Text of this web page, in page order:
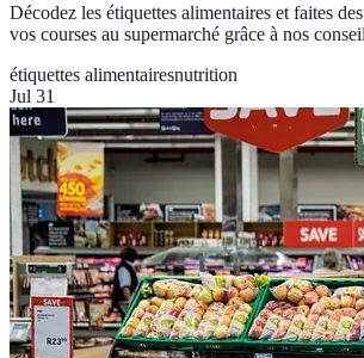
Décodez les étiquettes alimentaires et faites
vos courses au supermarché grâce à nos
étiquettes alimentairesnutrition
Jul 31